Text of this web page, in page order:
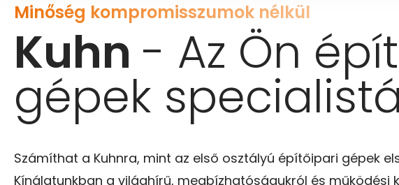
Minőség kompromisszumok nélkül
Kuhn - Az Ön
gépek
Számíthat a Kuhnra, mint az első osztályú építőipari gépek
Kínálatunkban a világhírű, megbízhatóságukról és működési